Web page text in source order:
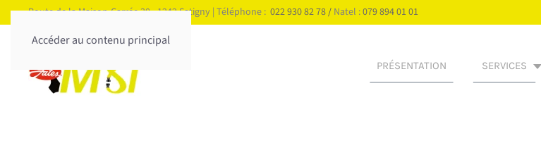
Accéder au contenu principal
Route de la Maison-Carrée 30 - 1242 Satigny | Téléphone : 022 930 82 78/ Natel :079 894 01 01
PRÉSENTATION SERVICES